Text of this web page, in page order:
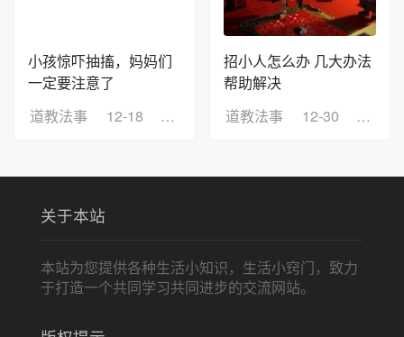
小孩惊吓抽搐，妈妈们
一定要注意了
道教法事
12-18 浏览：4
招小人怎么办 几大办法
帮助解决
道教法事
12-30 浏览
关于本站
本站为您提供各种生活小知识，生活小窍门，致力
于打造一个共同学习共同进步的交流网站。